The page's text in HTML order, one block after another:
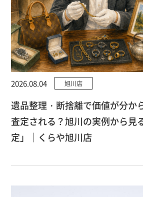
2026.08.04 旭川店
遺品整理・断捨離で価値が分か
査定される？旭川の実例から見
定」｜くらや旭川店